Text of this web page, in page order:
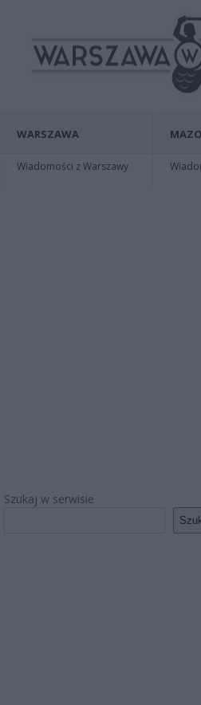
WARSZAWA
Wiadomości z Warszawy
Szukaj w serwisie